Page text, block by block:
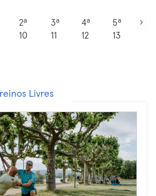
2ª
10
3ª
11
4ª
12
5ª
13
Livres